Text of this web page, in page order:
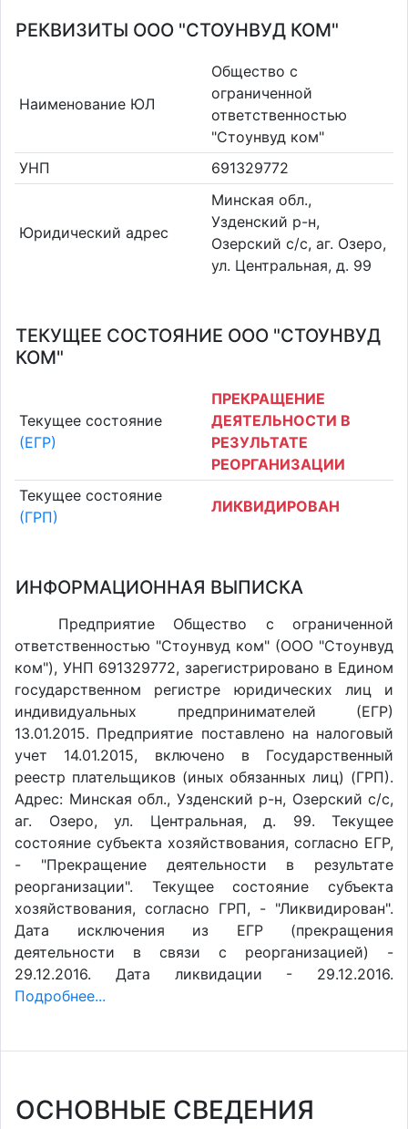
РЕКВИЗИТЫ ООО "СТОУНВУД КОМ"
Наименование ЮЛ
Общество с
ограниченной
ответственностью
"Стоунвуд ком"
УНП
691329772
Юридический адрес
Минская обл.,
Узденский р-н,
Озерский с/с, аг. Озеро,
ул. Центральная, д. 99
ТЕКУЩЕЕ СОСТОЯНИЕ ООО "СТОУНВУД
КОМ"
Текущее состояние
(ЕГР)
ПРЕКРАЩЕНИЕ
ДЕЯТЕЛЬНОСТИ В
РЕЗУЛЬТАТЕ
РЕОРГАНИЗАЦИИ
Текущее состояние
(ГРП)
ЛИКВИДИРОВАН
ИНФОРМАЦИОННАЯ ВЫПИСКА
Предприятие Общество с ограниченной
ответственностью "Стоунвуд ком" (ООО "Стоунвуд
ком"), УНП 691329772, зарегистрировано в Едином
государственном регистре юридических лиц и
индивидуальных предпринимателей (ЕГР)
13.01.2015. Предприятие поставлено на налоговый
учет 14.01.2015, включено в Государственный
реестр плательщиков (иных обязанных лиц) (ГРП).
Адрес: Минская обл., Узденский р-н, Озерский с/с,
аг. Озеро, ул. Центральная, д. 99. Текущее
состояние субъекта хозяйствования, согласно ЕГР,
- "Прекращение деятельности в результате
реорганизации". Текущее состояние субъекта
хозяйствования, согласно ГРП, - "Ликвидирован".
Дата исключения из ЕГР (прекращения
деятельности в связи с реорганизацией) -
29.12.2016. Дата ликвидации - 29.12.2016.
Подробнее...
ОСНОВНЫЕ СВЕДЕНИЯ